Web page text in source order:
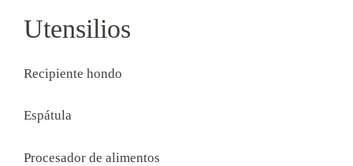
Utensilios
Recipiente hondo
Espátula
Procesador de alimentos